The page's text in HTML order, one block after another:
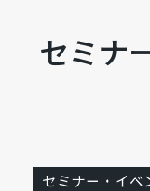
セミナ
セミナー・イベ